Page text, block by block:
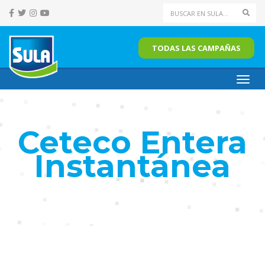
TODAS LAS CAMPAÑAS
Ceteco Entera
Instantánea